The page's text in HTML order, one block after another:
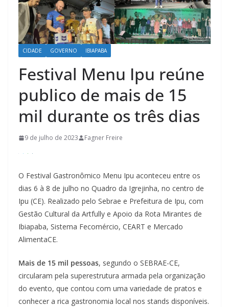
CIDADE GOVERNO IBIAPABA
Festival Menu Ipu reúne
publico de mais de 15
mil durante os três dias
9 de julho de 2023 Fagner Freire
O Festival Gastronômico Menu Ipu aconteceu entre os
dias 6 à 8 de julho no Quadro da Igrejinha, no centro de
Ipu (CE). Realizado pelo Sebrae e Prefeitura de Ipu, com
Gestão Cultural da Artfully e Apoio da Rota Mirantes de
Ibiapaba, Sistema Fecomércio, CEART e Mercado
AlimentaCE.
Mais de 15 mil pessoas, segundo o SEBRAE-CE,
circularam pela superestrutura armada pela organização
do evento, que contou com uma variedade de pratos e
conhecer a rica gastronomia local nos stands disponíveis.